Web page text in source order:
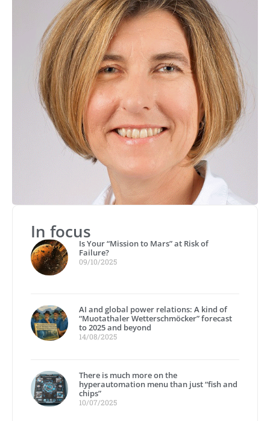
In focus
Is Your “Mission to Mars” at Risk of
Failure?
09/10/2025
AI and global power relations: A kind of
“Muotathaler Wetterschmöcker” forecast
to 2025 and beyond
14/08/2025
There is much more on the
hyperautomation menu than just “fish and
chips”
10/07/2025